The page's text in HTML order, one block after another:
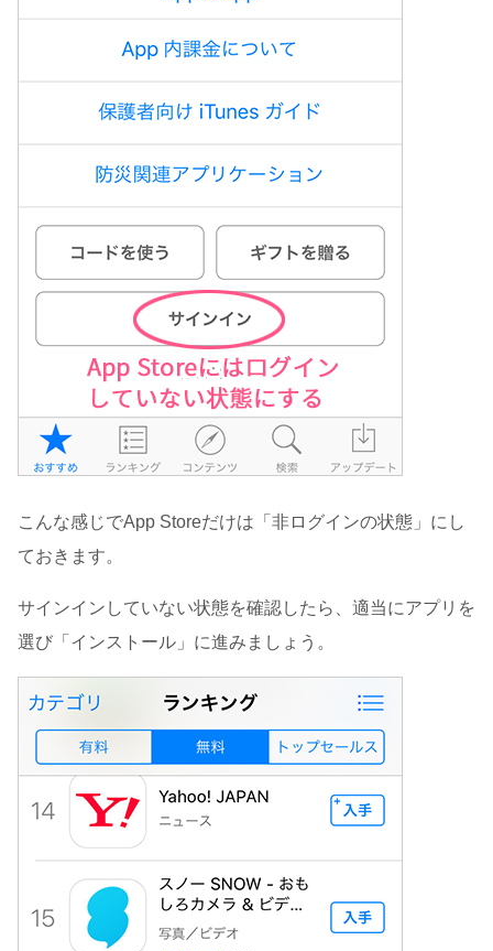
こんな感じでApp Storeだけは「非ログインの状態」にし
ておきます。
サインインしていない状態を確認したら、適当にアプリを
選び「インストール」に進みましょう。